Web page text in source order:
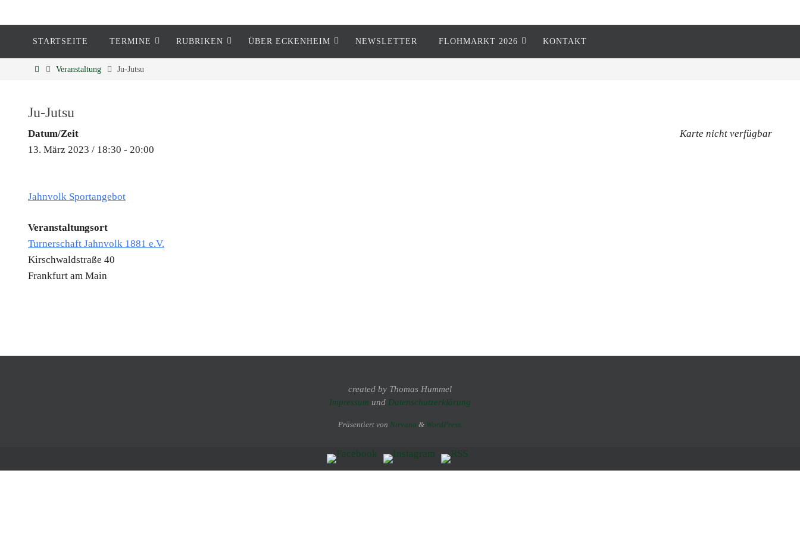
Eckenheim
STARTSEITE TERMINE RUBRIKEN ÜBER ECKENHEIM NEWSLETTER FLOHMARKT 2026 KONTAKT
Veranstaltung Ju-Jutsu
Ju-Jutsu
Karte nicht verfügbar
Datum/Zeit
13. März 2023 / 18:30 - 20:00
Jahnvolk Sportangebot
Veranstaltungsort
Turnerschaft Jahnvolk 1881 e.V.
Kirschwaldstraße 40
Frankfurt am Main
created by Thomas Hummel
Impressum und Datenschutzerklärung
Präsentiert von Nirvana & WordPress.